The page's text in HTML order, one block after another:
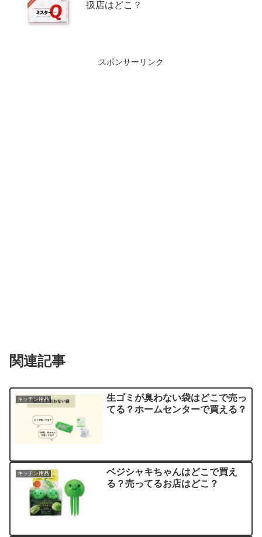
扱店はどこ？
スポンサーリンク
関連記事
キッチン用品
生ゴミが臭わない袋はどこで売っ
てる？ホームセンターで買える？
キッチン用品
ベジシャキちゃんはどこで買え
る？売ってるお店はどこ？